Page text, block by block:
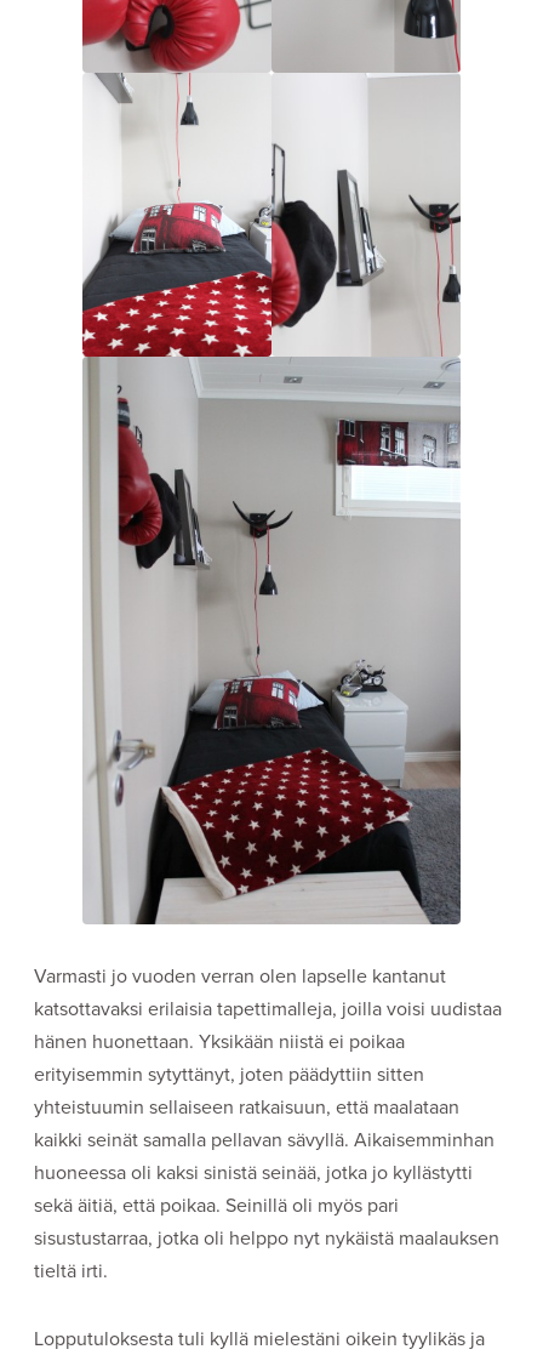
Varmasti jo vuoden verran olen lapselle kantanut
katsottavaksi erilaisia tapettimalleja, joilla voisi uudistaa
hänen huonettaan. Yksikään niistä ei poikaa
erityisemmin sytyttänyt, joten päädyttiin sitten
yhteistuumin sellaiseen ratkaisuun, että maalataan
kaikki seinät samalla pellavan sävyllä. Aikaisemminhan
huoneessa oli kaksi sinistä seinää, jotka jo kyllästytti
sekä äitiä, että poikaa. Seinillä oli myös pari
sisustustarraa, jotka oli helppo nyt nykäistä maalauksen
tieltä irti.
Lopputuloksesta tuli kyllä mielestäni oikein tyylikäs ja